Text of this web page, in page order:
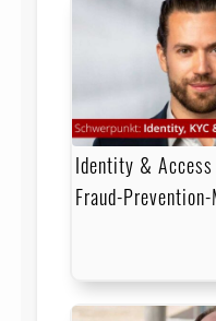
Identity &
Fraud-